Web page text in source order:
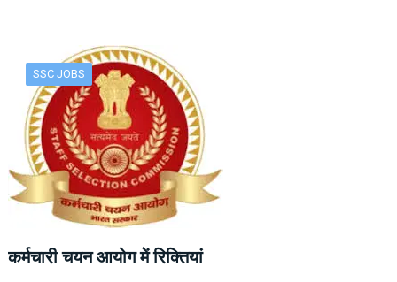
SSC JOBS
कर्मचारी चयन आयोग में रिक्तियां